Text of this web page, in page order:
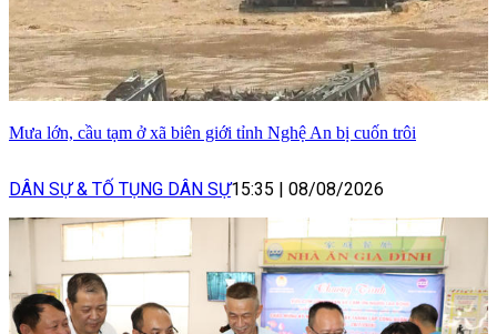
Mưa lớn, cầu tạm ở xã biên giới tỉnh Nghệ An bị cuốn trôi
DÂN SỰ & TỐ TỤNG DÂN SỰ15:35 08/08/2026